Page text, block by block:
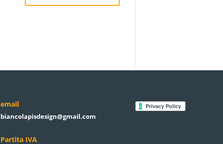
email
biancolapisdesign@gmail.com
Partita IVA